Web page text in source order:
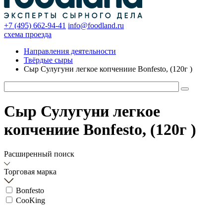
+7 (495) 662-94-41 info@foodland.ru
схема проезда
Направления деятельности
Твёрдые сыры
Сыр Сулугуни легкое копчениие Bonfesto, (120г )
Сыр Сулугуни легкое
копчениие Bonfesto, (120г )
Расширенный поиск
Торговая марка
Bonfesto
CooKing